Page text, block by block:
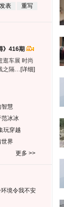
》416期
逛车展 时尚
之隔… [详细]
智慧
范冰冰
玩穿越
世界
更多 >>
境令我不安